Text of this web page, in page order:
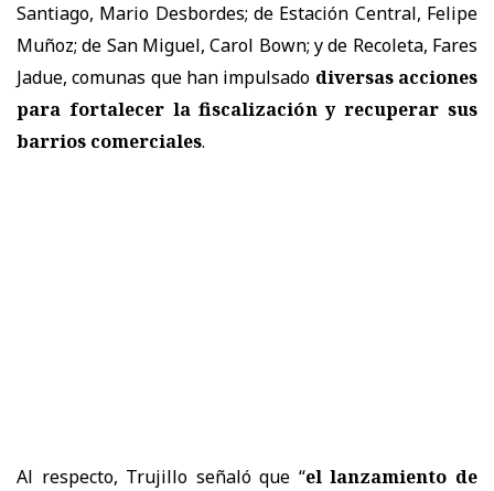
Santiago, Mario Desbordes; de Estación Central, Felipe
Muñoz; de San Miguel, Carol Bown; y de Recoleta, Fares
Jadue, comunas que han impulsado diversas acciones
para fortalecer la fiscalización y recuperar sus
barrios comerciales.
Al respecto, Trujillo señaló que “el lanzamiento de